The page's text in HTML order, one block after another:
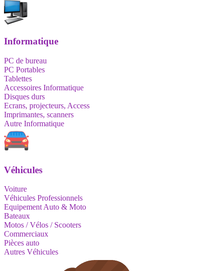
Informatique
PC de bureau
PC Portables
Tablettes
Accessoires Informatique
Disques durs
Ecrans, projecteurs, Access
Imprimantes, scanners
Autre Informatique
Véhicules
Voiture
Véhicules Professionnels
Equipement Auto & Moto
Bateaux
Motos / Vélos / Scooters
Commerciaux
Pièces auto
Autres Véhicules